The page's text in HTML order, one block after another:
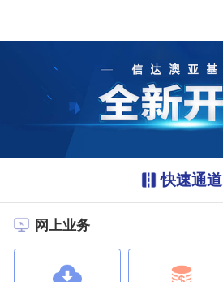
快速通道
网上业务